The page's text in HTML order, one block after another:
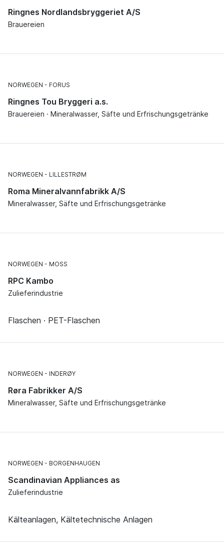
Ringnes Nordlandsbryggeriet A/S
Brauereien
NORWEGEN FORUS
Ringnes Tou Bryggeri a.s.
Brauereien · Mineralwasser, Säfte und Erfrischungsgetränke
NORWEGEN LILLESTRØM
Roma Mineralvannfabrikk A/S
Mineralwasser, Säfte und Erfrischungsgetränke
NORWEGEN MOSS
RPC Kambo
Zulieferindustrie
Flaschen · PET-Flaschen
NORWEGEN INDERØY
Røra Fabrikker A/S
Mineralwasser, Säfte und Erfrischungsgetränke
NORWEGEN BORGENHAUGEN
Scandinavian Appliances as
Zulieferindustrie
Kälteanlagen, Kältetechnische Anlagen